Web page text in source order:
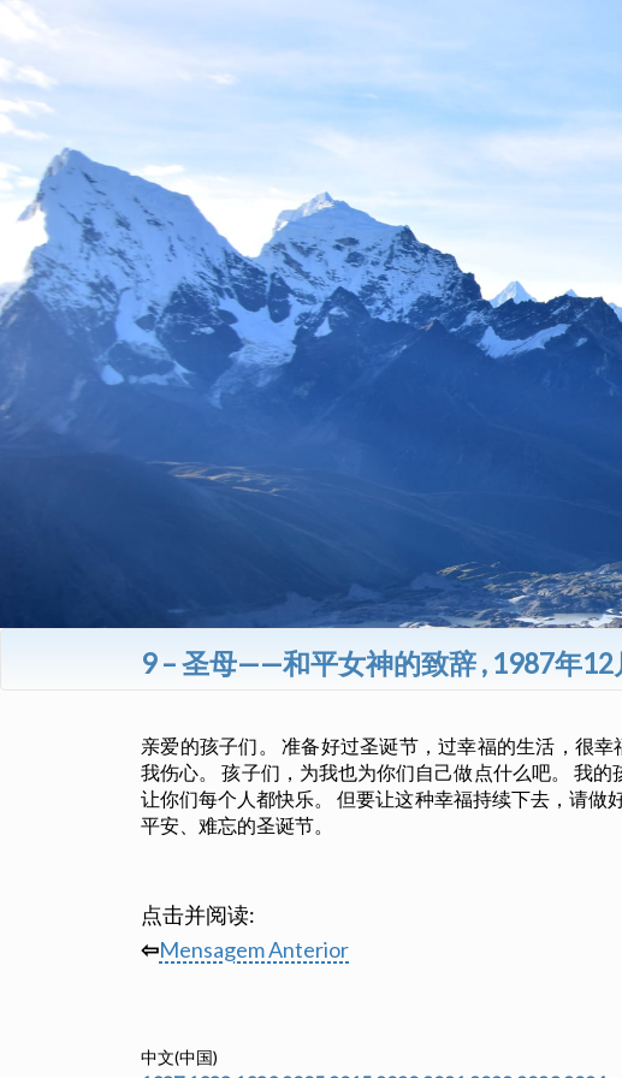
9 – 圣母——和平女神的致辞 , 1987年12
亲爱的孩子们。 准备好过圣诞节，过幸福的生活，很
我伤心。 孩子们，为我也为你们自己做点什么吧。 我
让你们每个人都快乐。 但要让这种幸福持续下去，请
平安、难忘的圣诞节。
点击并阅读:
⇦Mensagem Anterior
中文(中国)